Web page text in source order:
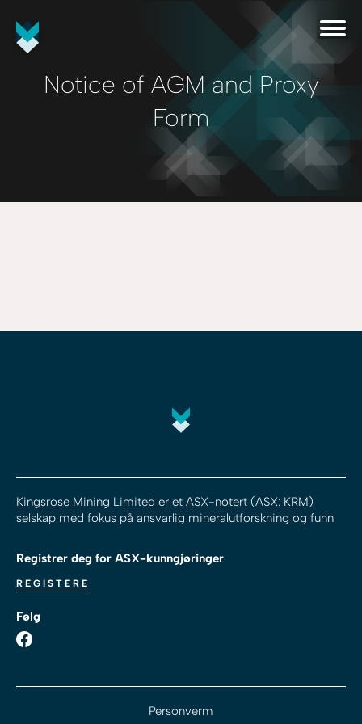
Notice of AGM and Proxy
Form
Kingsrose Mining Limited er et ASX-notert (ASX: KRM)
selskap med fokus på ansvarlig mineralutforskning og funn
Registrer deg for ASX-kunngjøringer
REGISTERE
Følg
Personverm